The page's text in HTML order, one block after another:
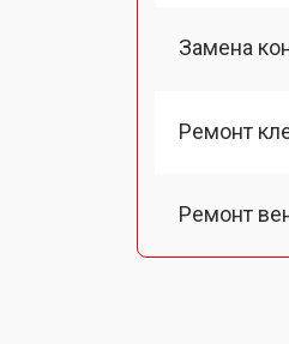
Замена
Ремонт
Ремонт